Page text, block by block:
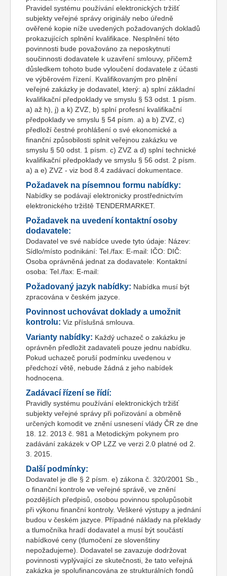
Pravidel systému používání elektronických tržišť
subjekty veřejné správy originály nebo úředně
ověřené kopie níže uvedených požadovaných dokladů
prokazujících splnění kvalifikace. Nesplnění této
povinnosti bude považováno za neposkytnutí
součinnosti dodavatele k uzavření smlouvy, přičemž
důsledkem tohoto bude vyloučení dodavatele z účasti
ve výběrovém řízení. Kvalifikovaným pro plnění
veřejné zakázky je dodavatel, který: a) splní základní
kvalifikační předpoklady ve smyslu § 53 odst. 1 písm.
a) až h), j) a k) ZVZ, b) splní profesní kvalifikační
předpoklady ve smyslu § 54 písm. a) a b) ZVZ, c)
předloží čestné prohlášení o své ekonomické a
finanční způsobilosti splnit veřejnou zakázku ve
smyslu § 50 odst. 1 písm. c) ZVZ a d) splní technické
kvalifikační předpoklady ve smyslu § 56 odst. 2 písm.
a) a e) ZVZ - viz bod 8.4 zadávací dokumentace.
Požadavek na písemnou formu nabídky:
Nabídky se podávají elektronicky prostřednictvím
elektronického tržiště TENDERMARKET.
Požadavek na uvedení kontaktní osoby
dodavatele:
Dodavatel ve své nabídce uvede tyto údaje: Název:
Sídlo/místo podnikání: Tel./fax: E-mail: IČO: DIČ:
Osoba oprávněná jednat za dodavatele: Kontaktní
osoba: Tel./fax: E-mail:
Požadovaný jazyk nabídky: Nabídka musí být
zpracována v českém jazyce.
Povinnost uchovávat doklady a umožnit
kontrolu: Viz příslušná smlouva.
Varianty nabídky: Každý uchazeč o zakázku je
oprávněn předložit zadavateli pouze jednu nabídku.
Pokud uchazeč poruší podmínku uvedenou v
předchozí větě, nebude žádná z jeho nabídek
hodnocena.
Zadávací řízení se řídí:
Pravidly systému používání elektronických tržišť
subjekty veřejné správy při pořizování a obměně
určených komodit ve znění usnesení vlády ČR ze dne
18. 12. 2013 č. 981 a Metodickým pokynem pro
zadávání zakázek v OP LZZ ve verzi 2.0 platné od 2.
3. 2015.
Další podmínky:
Dodavatel je dle § 2 písm. e) zákona č. 320/2001 Sb.,
o finanční kontrole ve veřejné správě, ve znění
pozdějších předpisů, osobou povinnou spolupůsobit
při výkonu finanční kontroly. Veškeré výstupy a jednání
budou v českém jazyce. Případné náklady na překlady
a tlumočníka hradí dodavatel a musí být součástí
nabídkové ceny (tlumočení ze slovenštiny
nepožadujeme). Dodavatel se zavazuje dodržovat
povinnosti vyplývající ze skutečnosti, že tato veřejná
zakázka je spolufinancována ze strukturálních fondů